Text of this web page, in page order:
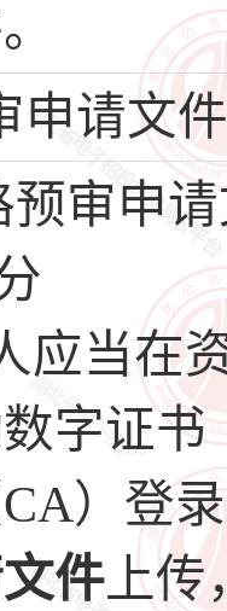
申请文
审申请
应当在
字证
）登
件 上